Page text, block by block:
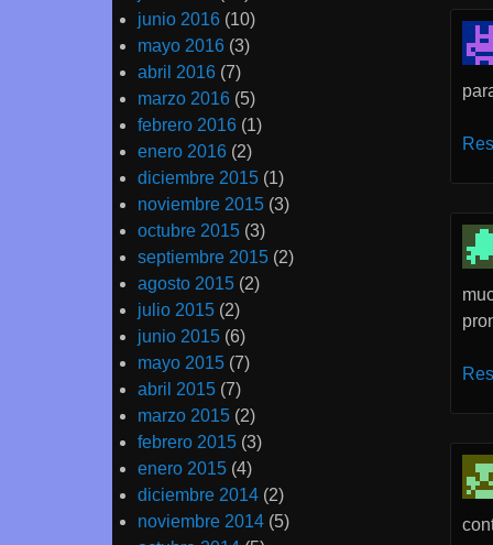
junio 2016 (10)
mayo 2016 (3)
abril 2016 (7)
marzo 2016 (5)
febrero 2016 (1)
enero 2016 (2)
diciembre 2015 (1)
noviembre 2015 (3)
octubre 2015 (3)
septiembre 2015 (2)
agosto 2015 (2)
julio 2015 (2)
junio 2015 (6)
mayo 2015 (7)
abril 2015 (7)
marzo 2015 (2)
febrero 2015 (3)
enero 2015 (4)
diciembre 2014 (2)
noviembre 2014 (5)